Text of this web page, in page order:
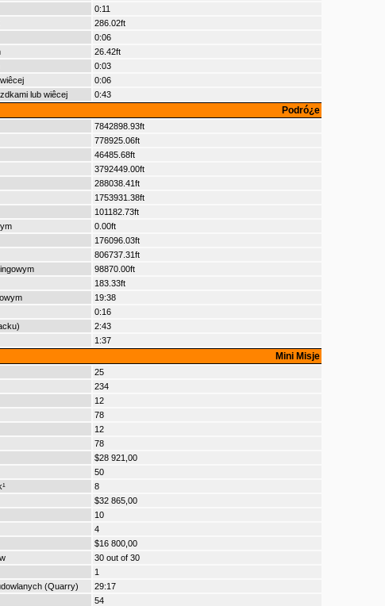
0:11
286.02ft
0:06
26.42ft
0:03
0:06
lub wiêcej
0:43
Podró¿e
7842898.93ft
778925.06ft
46485.68ft
3792449.00ft
288038.41ft
1753931.38ft
101182.73ft
0.00ft
176096.03ft
806737.31ft
98870.00ft
183.33ft
19:38
0:16
2:43
1:37
Mini Misje
25
234
12
78
12
78
$28 921,00
50
8
$32 865,00
10
4
$16 800,00
30 out of 30
1
(Quarry)
29:17
54